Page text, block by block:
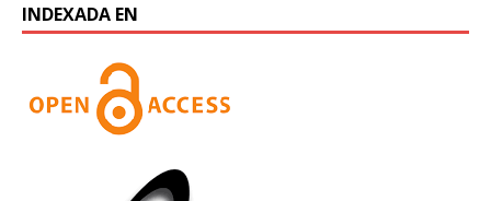
INDEXADA EN